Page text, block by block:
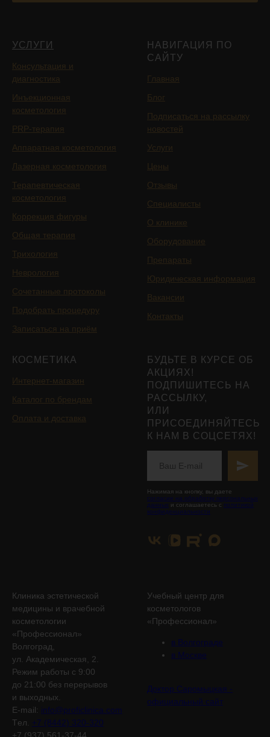
УСЛУГИ
Консультация и
диагностика
Инъекционная
косметология
PRP-терапия
Аппаратная косметология
Лазерная косметология
Терапевтическая
косметология
Коррекция фигуры
Общая терапия
Трихология
Неврология
Сочетанные протоколы
Подобрать процедуру
Записаться на приём
НАВИГАЦИЯ ПО
САЙТУ
Главная
Блог
Подписаться на рассылку
новостей
Услуги
Цены
Отзывы
Специалисты
О клинике
Оборудование
Препараты
Юридическая информация
Вакансии
Контакты
КОСМЕТИКА
Интернет-магазин
Каталог по брендам
Оплата и доставка
БУДЬТЕ В КУРСЕ ОБ
АКЦИЯХ!
ПОДПИШИТЕСЬ НА
РАССЫЛКУ,
ИЛИ
ПРИСОЕДИНЯЙТЕСЬ
К НАМ В СОЦСЕТЯХ!
Нажимая на кнопку, вы даете
согласие на обработку персональных
данных и соглашаетесь с политикой
конфиденциальности
Клиника эстетической
медицины и врачебной
косметологии
«Профессионал»
Волгоград,
ул. Академическая, 2.
Режим работы с 9:00
до 21:00 без перерывов
и выходных.
E-mail: info@proficlinica.com
Tел. +7 (8442) 320-320
Учебный центр для
косметологов
«Профессионал»
в Волгограде
в Москве
Доктор Саромыцкая -
официальный сайт